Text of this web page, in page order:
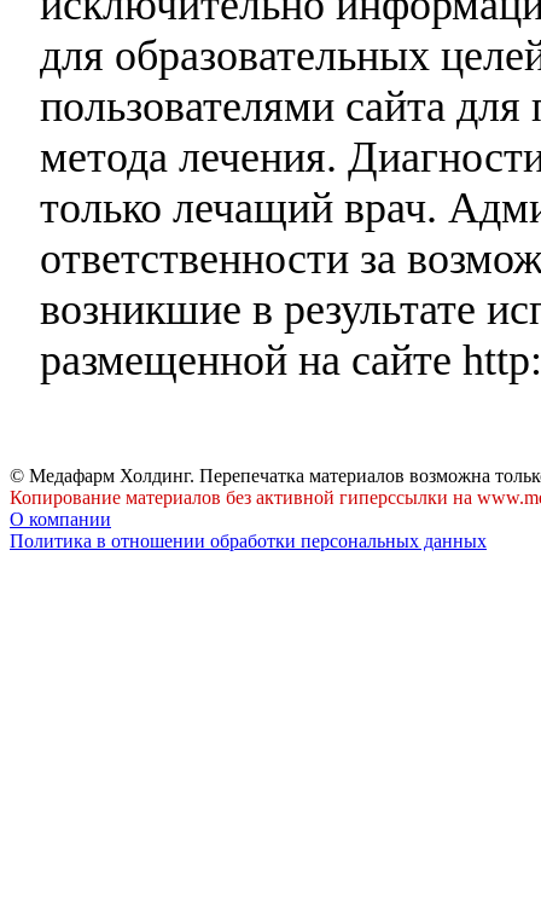
для образовательных
пользователями сайта
метода лечения.
только лечащий врач.
ответственности за
возникшие в результате
размещенной на сайте
© Медафарм Холдинг. Перепечатка материалов возможна
Копирование материалов без активной гиперссылки на
О компании
Политика в отношении обработки персональных данных